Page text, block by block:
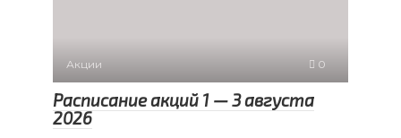
Акции 0
Расписание акций 1 — 3 августа
2026